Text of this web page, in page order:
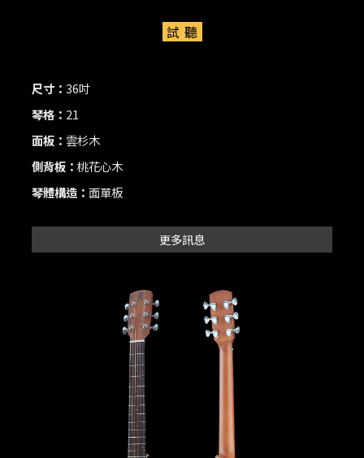
試 聽
尺寸： 36吋
琴格： 21
面板： 雲杉木
側背板： 桃花心木
琴體構造： 面單板
更多訊息